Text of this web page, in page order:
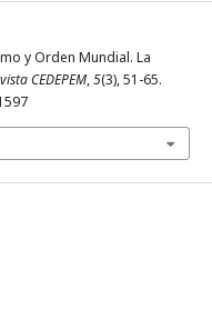
y Orden Mundial. La
CEDEPEM,5(3), 51-65.